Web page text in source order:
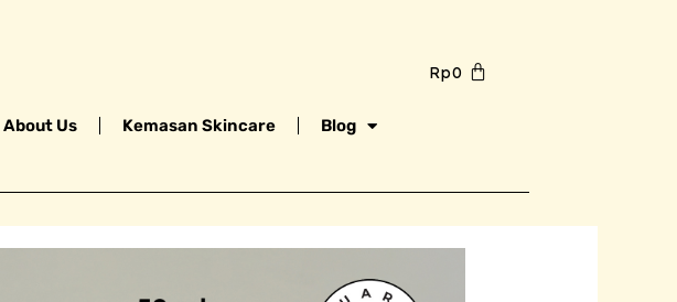
Rp0
About Us Kemasan Skincare Blog